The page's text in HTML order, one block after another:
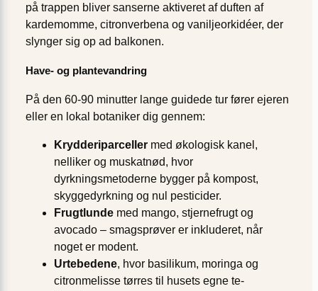
på trappen bliver sanserne aktiveret af duften af
kardemomme, citronverbena og vaniljeorkidéer, der
slynger sig op ad balkonen.
Have- og plantevandring
På den 60-90 minutter lange guidede tur fører ejeren
eller en lokal botaniker dig gennem:
Krydderiparceller med økologisk kanel,
nelliker og muskatnød, hvor
dyrkningsmetoderne bygger på kompost,
skyggedyrkning og nul pesticider.
Frugtlunde med mango, stjernefrugt og
avocado – smagsprøver er inkluderet, når
noget er modent.
Urtebedene, hvor basilikum, moringa og
citronmelisse tørres til husets egne te-